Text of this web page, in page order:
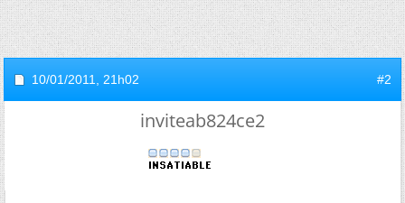
10/01/2011, 21h02 #2
inviteab824ce2